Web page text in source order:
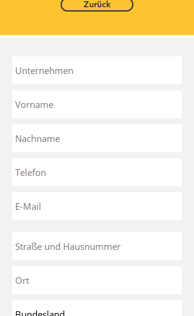
Zurück